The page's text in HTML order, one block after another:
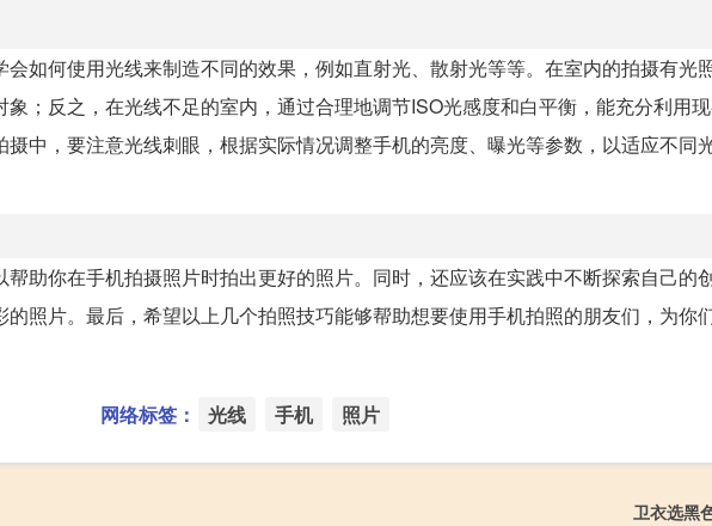
如何使用光线来制造不同的效果，例如直射光、散射光等等。在室内的拍摄有光
；反之，在光线不足的室内，通过合理地调节ISO光感度和白平衡，能充分利用
中，要注意光线刺眼，根据实际情况调整手机的亮度、曝光等参数，以适应不同
助你在手机拍摄照片时拍出更好的照片。同时，还应该在实践中不断探索自己的
照片。最后，希望以上几个拍照技巧能够帮助想要使用手机拍照的朋友们，为你
网络标签： 光线 手机 照片
卫衣选黑